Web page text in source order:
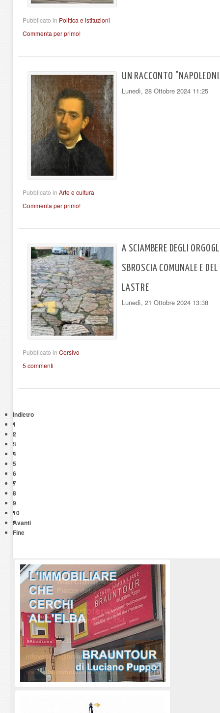
Pubblicato in Politica e istituzioni
Commenta per primo!
UN RACCONTO
Lunedì, 28 Ottobre 2024 11:25
Pubblicato in Arte e cultura
Commenta per primo!
A SCIAMBERE DEGLI
SBROSCIA COMUNALE E
LASTRE
Lunedì, 21 Ottobre 2024 13:38
Pubblicato in Corsivo
5 commenti
Indietro
1
2
3
4
5
6
7
8
9
10
Avanti
Fine